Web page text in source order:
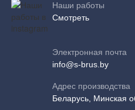
Наши работы
Смотреть
Электронная почта
info@s-brus.by
Адрес производства
Беларусь, Минская